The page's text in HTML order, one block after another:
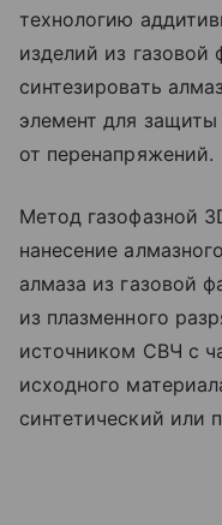
технологию
изделий из газовой
синтезировать
элемент для защиты
от перенапряжений.
Метод газофазной
нанесение
алмаза из газовой
из плазменного
источником СВЧ с
исходного
синтетический или